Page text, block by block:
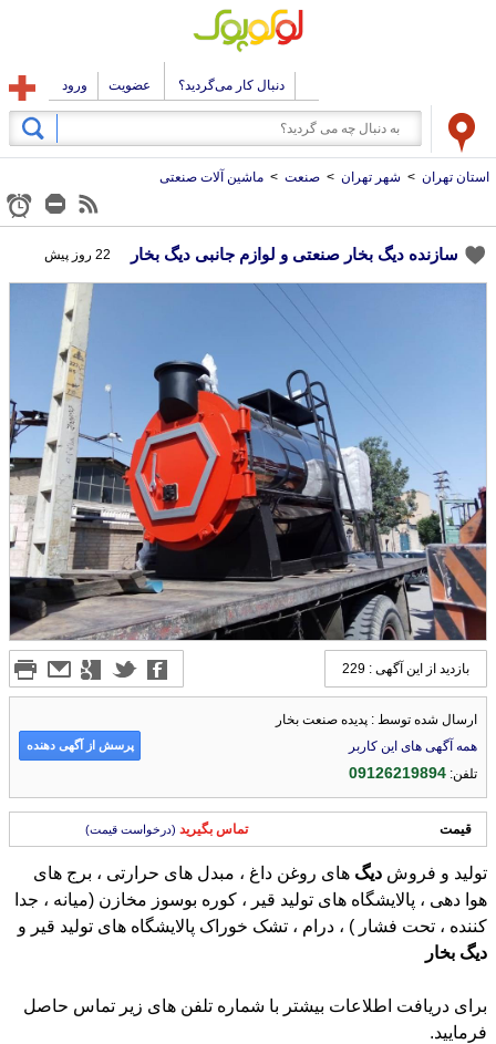
دنبال کار می‌گردید؟ عضویت ورود
استان تهران > شهر تهران > صنعت > ماشین آلات صنعتی
سازنده دیگ بخار صنعتی و لوازم جانبی دیگ بخار 22 روز پیش
بازدید از این آگهی : 229
ارسال شده توسط : پدیده صنعت بخار
همه آگهی های این کاربر
تلفن:09126219894
پرسش از آگهی دهنده
قیمت تماس بگیرید (درخواست قیمت)
تولید و فروش دیگ های روغن داغ ، مبدل های حرارتی ، برج های
هوا دهی ، پالایشگاه های تولید قیر ، کوره بوسوز مخازن (میانه ، جدا
کننده ، تحت فشار ) ، درام ، تشک خوراک پالایشگاه های تولید قیر و
دیگ بخار
برای دریافت اطلاعات بیشتر با شماره تلفن های زیر تماس حاصل
فرمایید.